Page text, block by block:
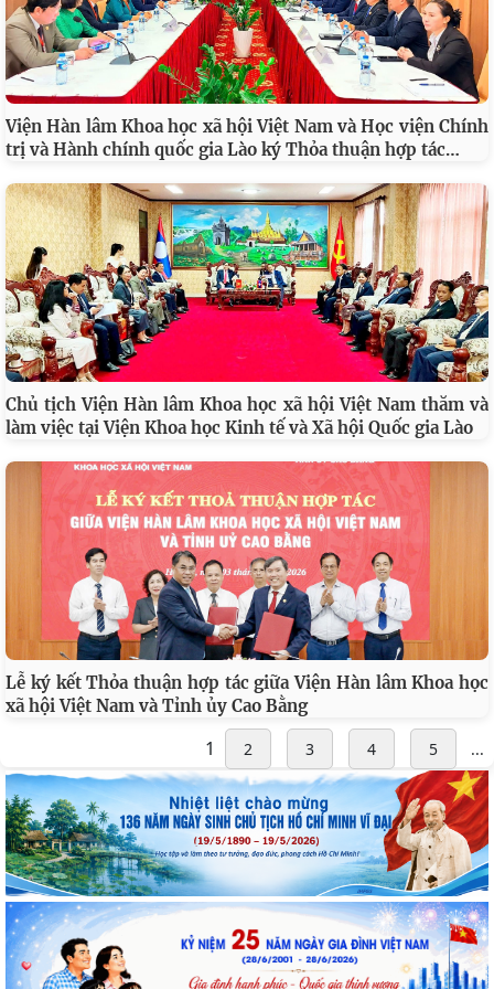
Viện Hàn lâm Khoa học xã hội Việt Nam và Học viện Chính
trị và Hành chính quốc gia Lào ký Thỏa thuận hợp tác…
Chủ tịch Viện Hàn lâm Khoa học xã hội Việt Nam thăm và
làm việc tại Viện Khoa học Kinh tế và Xã hội Quốc gia Lào
Lễ ký kết Thỏa thuận hợp tác giữa Viện Hàn lâm Khoa học
xã hội Việt Nam và Tỉnh ủy Cao Bằng
1 2 3 4 5 ...